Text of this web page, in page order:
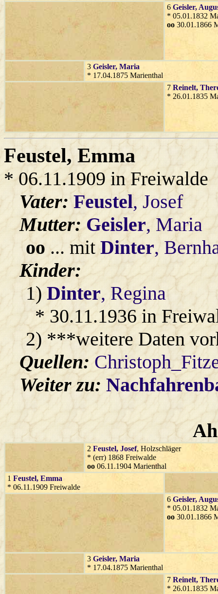
6 Geisler,
* 05.01.1832
oo 30.01.1866
3 Geisler, Maria
* 17.04.1875 Marienthal
7 Reinelt,
* 26.01.1835
Feustel, Emma
* 06.11.1909 in Freiwalde
Vater:Feustel, Josef
Mutter:Geisler, Maria
oo ... mitDinter,
Kinder:
1)Dinter, Regina
* 30.11.1936 in
2) ***weitere Daten
Quellen:
Weiter zu:
2 Feustel, Josef, Holzschläger
* (err) 1868 Freiwalde
oo 06.11.1904 Marienthal
1 Feustel, Emma
* 06.11.1909 Freiwalde
6 Geisler,
* 05.01.1832
oo 30.01.1866
3 Geisler, Maria
* 17.04.1875 Marienthal
7 Reinelt,
* 26.01.1835